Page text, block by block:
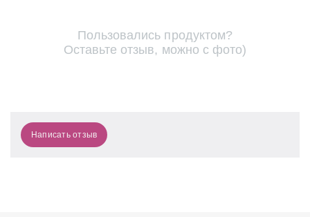
Пользовались продуктом?
Оставьте отзыв, можно с фото)
Написать отзыв